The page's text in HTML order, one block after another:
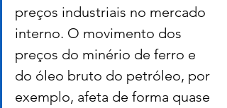
preços industriais no mercado
interno. O movimento dos
preços do minério de ferro e
do óleo bruto do petróleo, por
exemplo, afeta de forma quase